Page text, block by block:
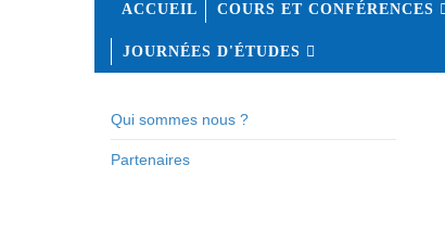
ACCUEIL COURS ET CONFÉRENCES
JOURNÉES D'ÉTUDES
Qui sommes nous ?
Partenaires